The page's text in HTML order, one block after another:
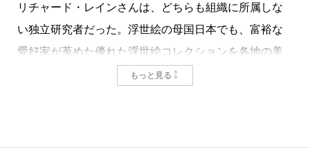
リチャード・レインさんは、どちらも組織に所属しな
い独立研究者だった。浮世絵の母国日本でも、富裕な
愛好家が蒐めた優れた浮世絵コレクションを各地の美
術館に擁する米国でも、春画はながくタブー視されて
もっと見る